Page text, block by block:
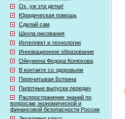
Ох, уж эти детки!
Юридическая помощь
Сделай сам
Школа рисования
Интеллект и технологии
Инновационное образование
Ойкумена Федора Конюхова
В контакте со здоровьем
Перечитывая Боткина
Пилотные выпуски передач
Распространение знаний по
вопросам экономической и
финансовой безопасности России